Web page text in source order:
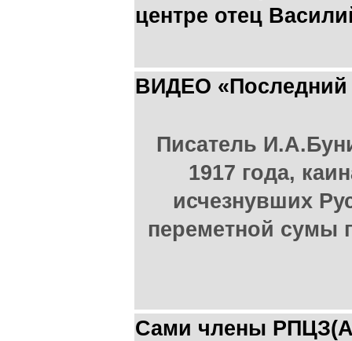
центре отец
ВИДЕО «Последний
Писатель
1917 года,
исчезнувших
переметной сумы
Сами члены